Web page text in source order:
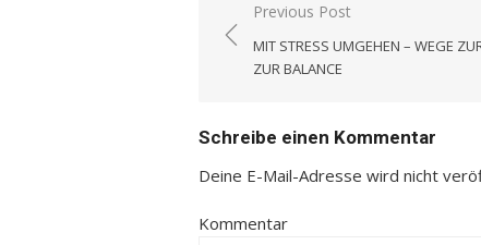
Beitrags-
Navigation
Previous Post
MIT STRESS UMGEHEN – WEGE
ZUR BALANCE
Schreibe einen Kommentar
Deine E-Mail-Adresse wird nicht
Kommentar